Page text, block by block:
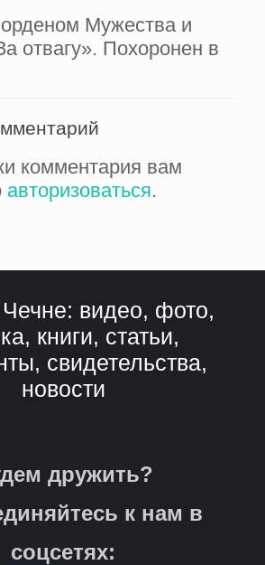
Мужества и
отвагу». Похоронен в
комментария вам
авторизоваться.
видео, фото,
книги, статьи,
свидетельства,
новости
дружить?
к нам в
соцсетях: